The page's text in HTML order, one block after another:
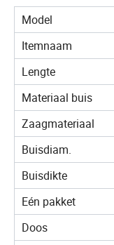
Model
Itemnaam
Lengte
Materiaal buis
Zaagmateriaal
Buisdiam.
Buisdikte
Eén pakket
Doos